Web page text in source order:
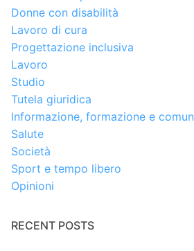
Donne con disabilità
Lavoro di cura
Progettazione inclusiva
Lavoro
Studio
Tutela giuridica
Informazione, formazione e
Salute
Società
Sport e tempo libero
Opinioni
RECENT POSTS